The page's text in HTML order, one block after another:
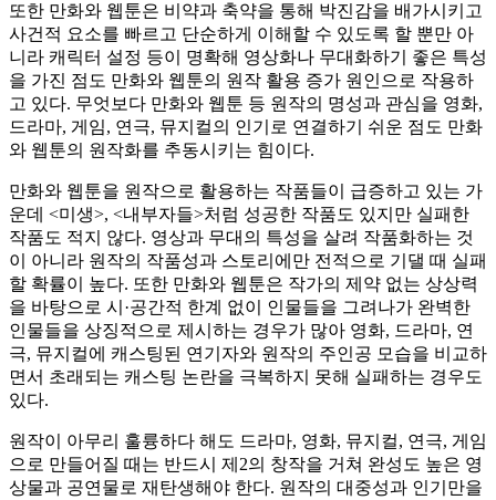
또한 만화와 웹툰은 비약과 축약을 통해 박진감을 배가시키고
사건적 요소를 빠르고 단순하게 이해할 수 있도록 할 뿐만 아
니라 캐릭터 설정 등이 명확해 영상화나 무대화하기 좋은 특성
을 가진 점도 만화와 웹툰의 원작 활용 증가 원인으로 작용하
고 있다. 무엇보다 만화와 웹툰 등 원작의 명성과 관심을 영화,
드라마, 게임, 연극, 뮤지컬의 인기로 연결하기 쉬운 점도 만화
와 웹툰의 원작화를 추동시키는 힘이다.
만화와 웹툰을 원작으로 활용하는 작품들이 급증하고 있는 가
운데 <미생>, <내부자들>처럼 성공한 작품도 있지만 실패한
작품도 적지 않다. 영상과 무대의 특성을 살려 작품화하는 것
이 아니라 원작의 작품성과 스토리에만 전적으로 기댈 때 실패
할 확률이 높다. 또한 만화와 웹툰은 작가의 제약 없는 상상력
을 바탕으로 시·공간적 한계 없이 인물들을 그려나가 완벽한
인물들을 상징적으로 제시하는 경우가 많아 영화, 드라마, 연
극, 뮤지컬에 캐스팅된 연기자와 원작의 주인공 모습을 비교하
면서 초래되는 캐스팅 논란을 극복하지 못해 실패하는 경우도
있다.
원작이 아무리 훌륭하다 해도 드라마, 영화, 뮤지컬, 연극, 게임
으로 만들어질 때는 반드시 제2의 창작을 거쳐 완성도 높은 영
상물과 공연물로 재탄생해야 한다. 원작의 대중성과 인기만을